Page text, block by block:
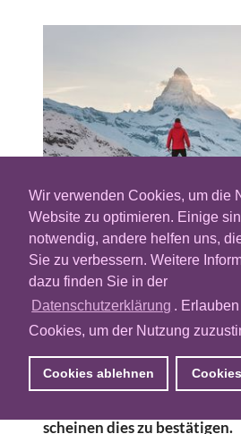
Wir verwenden Cookies, um die
Website zu optimieren. Einige
notwendig, andere helfen uns,
Sie zu verbessern. Weitere
dazu finden Sie in der
Datenschutzerklärung .
Cookies, um der Nutzung
Cookies ablehnen
Der Schweizer Online-
Flaschenpost.ch will sein
Marketing optimieren und
Martech-Unternehmen
die Marketing-Analytics-
künstlicher Intelligenz
kanalübergreifende
scheinen dies zu bestätigen.